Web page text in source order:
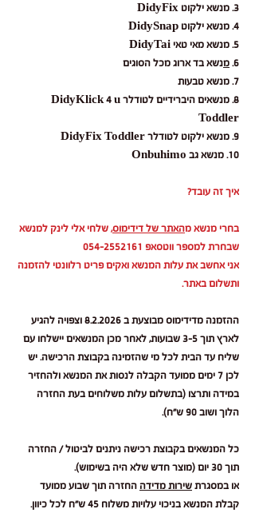
3. מנשא ילקוט DidyFix
4. מנשא ילקוט DidySnap
5. מנשא מאי טאי DidyTai
6. מנשא בד ארוג מכל הסוגים
7. מנשא טבעות
8. מנשאים היברידיים לטודלר DidyKlick 4 u
Toddler
9. מנשא ילקוט לטודלר DidyFix Toddler
10. מנשא גב Onbuhimo
איך זה עובד?
בחרי מנשא מהאתר של דידימוס, שלחי אלי לינק למנשא
שבחרת למספר ווטסאפ 054-2552161
אני אחשב את עלות המנשא ואקים פריט רלוונטי להזמנה
ותשלום באתר.
ההזמנה מדידימוס מבוצעת ב 8.2.2026 וצפויה להגיע
לארץ תוך 3-5 שבועות, לאחר מכן המנשאים יישלחו עם
שליח עד הבית לכל מי שהזמינה בקבוצת הרכישה. יש
לכן 7 ימים ממועד הקבלה לנסות את המנשא ולהחזיר
במידה ותרצו (בתשלום עלות משלוחים בעת החזרה
הלוך ושוב 90 ש"ח).
כל המנשאים בקבוצת רכישה ניתנים לביטול / החזרה
תוך 30 יום (מוצר חדש שלא היה בשימוש).
או במסגרת שירות מדידה החזרה תוך שבוע ממועד
קבלת המנשא בניכוי עלויות משלוח 45 ש"ח לכל כיוון.